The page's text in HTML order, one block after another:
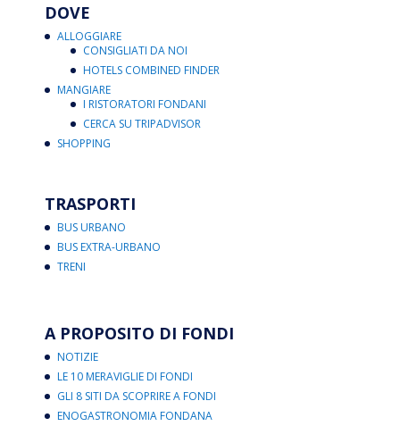
DOVE
ALLOGGIARE
CONSIGLIATI DA NOI
HOTELS COMBINED FINDER
MANGIARE
I RISTORATORI FONDANI
CERCA SU TRIPADVISOR
SHOPPING
TRASPORTI
BUS URBANO
BUS EXTRA-URBANO
TRENI
A PROPOSITO DI FONDI
NOTIZIE
LE 10 MERAVIGLIE DI FONDI
GLI 8 SITI DA SCOPRIRE A FONDI
ENOGASTRONOMIA FONDANA